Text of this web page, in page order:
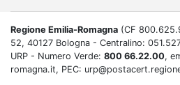
Regione Emilia-Romagna (CF
52, 40127 Bologna - Centralino:
URP - Numero Verde: 800 66.22.00,
romagna.it, PEC: